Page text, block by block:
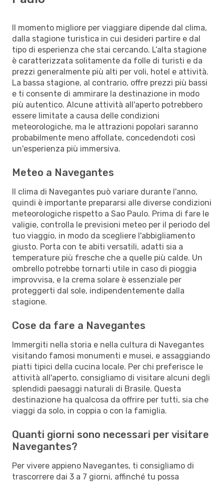
Il momento migliore per viaggiare dipende dal clima,
dalla stagione turistica in cui desideri partire e dal
tipo di esperienza che stai cercando. L’alta stagione
è caratterizzata solitamente da folle di turisti e da
prezzi generalmente più alti per voli, hotel e attività.
La bassa stagione, al contrario, offre prezzi più bassi
e ti consente di ammirare la destinazione in modo
più autentico. Alcune attività all'aperto potrebbero
essere limitate a causa delle condizioni
meteorologiche, ma le attrazioni popolari saranno
probabilmente meno affollate, concedendoti così
un'esperienza più immersiva.
Meteo a Navegantes
Il clima di Navegantes può variare durante l'anno,
quindi è importante prepararsi alle diverse condizioni
meteorologiche rispetto a Sao Paulo. Prima di fare le
valigie, controlla le previsioni meteo per il periodo del
tuo viaggio, in modo da scegliere l'abbigliamento
giusto. Porta con te abiti versatili, adatti sia a
temperature più fresche che a quelle più calde. Un
ombrello potrebbe tornarti utile in caso di pioggia
improvvisa, e la crema solare è essenziale per
proteggerti dal sole, indipendentemente dalla
stagione.
Cose da fare a Navegantes
Immergiti nella storia e nella cultura di Navegantes
visitando famosi monumenti e musei, e assaggiando
piatti tipici della cucina locale. Per chi preferisce le
attività all'aperto, consigliamo di visitare alcuni degli
splendidi paesaggi naturali di Brasile. Questa
destinazione ha qualcosa da offrire per tutti, sia che
viaggi da solo, in coppia o con la famiglia.
Quanti giorni sono necessari per visitare
Navegantes?
Per vivere appieno Navegantes, ti consigliamo di
trascorrere dai 3 a 7 giorni, affinché tu possa